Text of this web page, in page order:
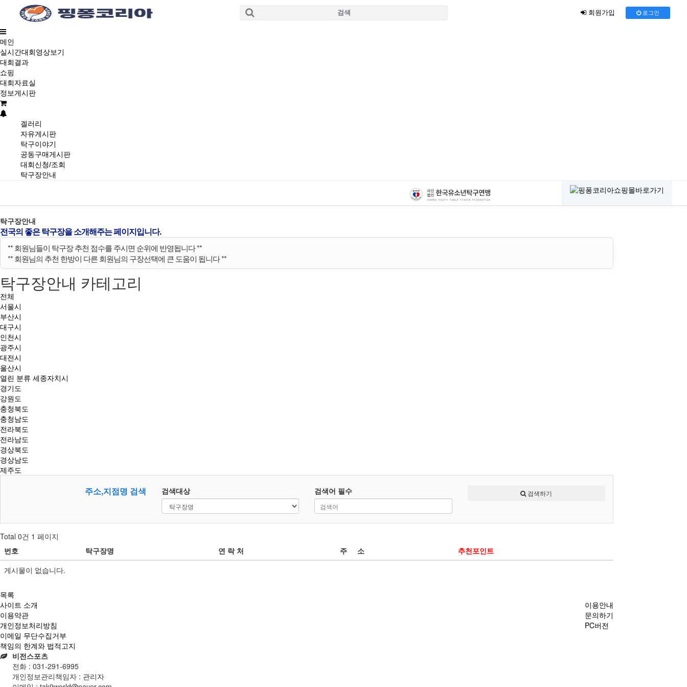
검색 회원가입 로그인
메인
실시간대회영상보기
대회결과
쇼핑
대회자료실
정보게시판
겔러리
자유게시판
탁구이야기
공동구매게시판
대회신청/조회
탁구장안내
탁구장안내
전국의 좋은 탁구장을 소개해주는 페이지입니다.
** 회원님들이 탁구장 추천 점수를 주시면 순위에 반영됩니다 **
** 회원님의 추천 한방이 다른 회원님의 구장선택에 큰 도움이 됩니다 **
탁구장안내 카테고리
전체
서울시
부산시
대구시
인천시
광주시
대전시
울산시
열린 분류 세종자치시
경기도
강원도
충청북도
충청남도
전라북도
전라남도
경상북도
경상남도
제주도
주소,지점명 검색 검색대상 검색어 필수 검색하기
Total 0건 1 페이지
번호
탁구장명 연 락 처 주 소
추천포인트
게시물이 없습니다.
목록
사이트 소개
이용약관
개인정보처리방침
이메일 무단수집거부
책임의 한계와 법적고지
이용안내
문의하기
PC버전
비전스포츠
전화 : 031-291-6995
개인정보관리책임자 : 관리자